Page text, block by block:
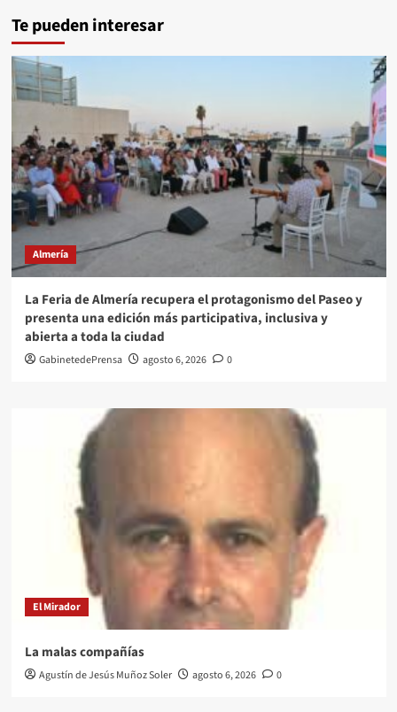
Te pueden interesar
Almería
La Feria de Almería recupera el protagonismo del Paseo y
presenta una edición más participativa, inclusiva y
abierta a toda la ciudad
GabinetedePrensa agosto 6, 2026 0
El Mirador
La malas compañías
Agustín de Jesús Muñoz Soler agosto 6, 2026 0